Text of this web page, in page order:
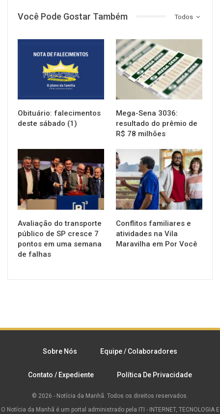
Todos
Você Pode Gostar Também
Obituário: falecimentos
deste sábado (1)
NOTÍCIAS
Mega-Sena 3036:
resultado do prêmio de
R$ 78 milhões
NOTÍCIAS
Avaliação do transporte
público de SP cresce 7
pontos em uma semana
de falhas
NOTÍCIAS
Conflitos familiares e
atividades na Vila
Maravilha em Por Você
Sobre Nós Equipe / Colaboradores
Contato / Expediente Política De Privacidade
© 2026 - Notícia da Manhã. Todos os direitos reservados.
O Notícia da Manhã é um portal administrado pela ITI - INTERNET, TECNOLOGIA E